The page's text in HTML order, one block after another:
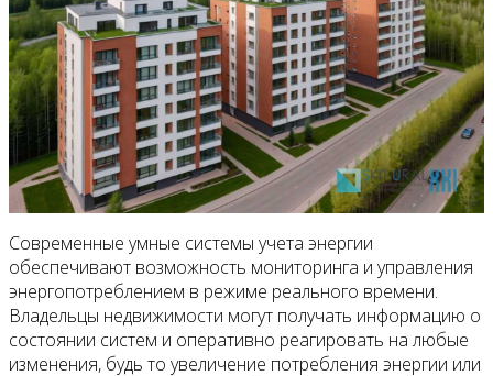
Современные умные системы учета энергии
обеспечивают возможность мониторинга и управления
энергопотреблением в режиме реального времени.
Владельцы недвижимости могут получать информацию о
состоянии систем и оперативно реагировать на любые
изменения, будь то увеличение потребления энергии или